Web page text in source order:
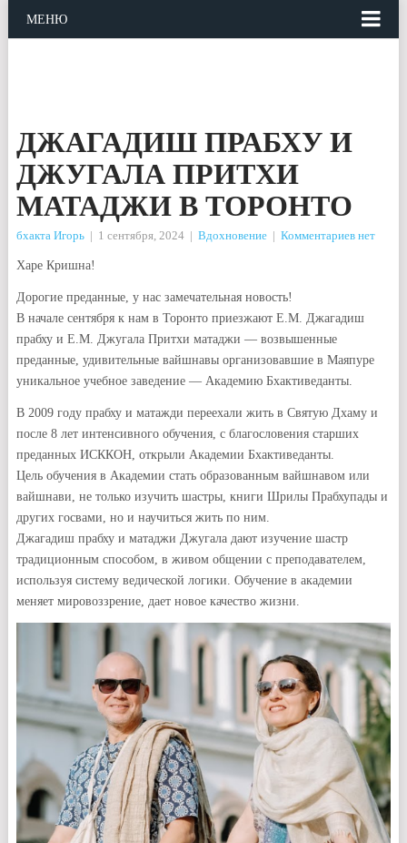
МЕНЮ
ДЖАГАДИШ ПРАБХУ И
ДЖУГАЛА ПРИТХИ
МАТАДЖИ В ТОРОНТО
бхакта Игорь | 1 сентября, 2024 | Вдохновение | Комментариев нет
Харе Кришна!
Дорогие преданные, у нас замечательная новость!
В начале сентября к нам в Торонто приезжают Е.М. Джагадиш
прабху и Е.М. Джугала Притхи матаджи — возвышенные
преданные, удивительные вайшнавы организовавшие в Маяпуре
уникальное учебное заведение — Академию Бхактиведанты.
В 2009 году прабху и матажди переехали жить в Святую Дхаму и
после 8 лет интенсивного обучения, с благословения старших
преданных ИСККОН, открыли Академии Бхактиведанты.
Цель обучения в Академии стать образованным вайшнавом или
вайшнави, не только изучить шастры, книги Шрилы Прабхупады и
других госвами, но и научиться жить по ним.
Джагадиш прабху и матаджи Джугала дают изучение шастр
традиционным способом, в живом общении с преподавателем,
используя систему ведической логики. Обучение в академии
меняет мировоззрение, дает новое качество жизни.